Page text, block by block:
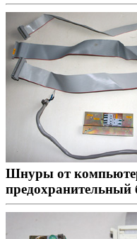
Шнуры от
предохранительный